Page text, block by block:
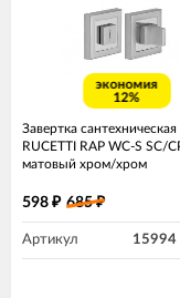
экономия
12%
Завертка сантехническая
RUCETTI RAP WC-S SC/
матовый хром/хром
598 ₽ 685₽
Артикул 15994